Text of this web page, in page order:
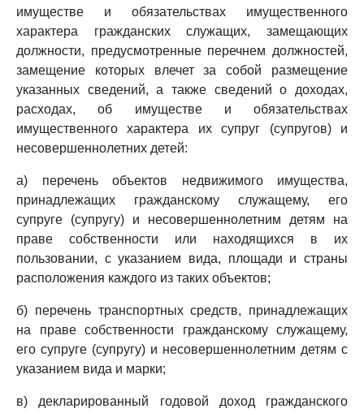
имуществе и обязательствах имущественного
характера гражданских служащих, замещающих
должности, предусмотренные перечнем должностей,
замещение которых влечет за собой размещение
указанных сведений, а также сведений о доходах,
расходах, об имуществе и обязательствах
имущественного характера их супруг (супругов) и
несовершеннолетних детей:
а) перечень объектов недвижимого имущества,
принадлежащих гражданскому служащему, его
супруге (супругу) и несовершеннолетним детям на
праве собственности или находящихся в их
пользовании, с указанием вида, площади и страны
расположения каждого из таких объектов;
б) перечень транспортных средств, принадлежащих
на праве собственности гражданскому служащему,
его супруге (супругу) и несовершеннолетним детям с
указанием вида и марки;
в) декларированный годовой доход гражданского